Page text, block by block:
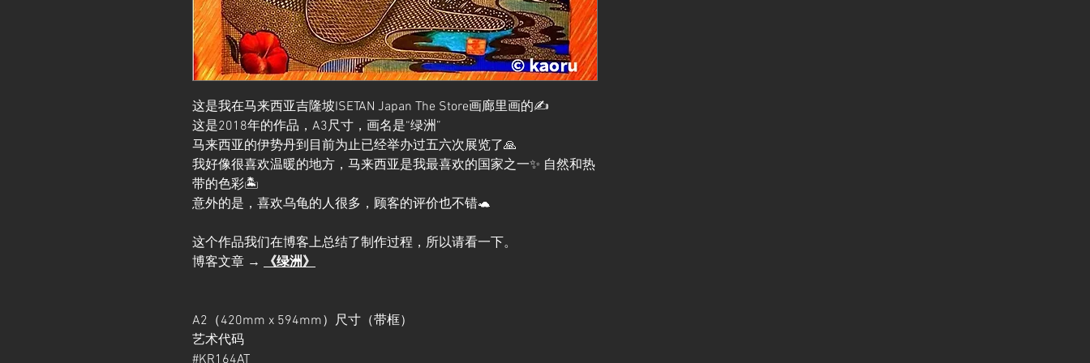
这是我在马来西亚吉隆坡ISETAN Japan The Store画廊里画的✍️
这是2018年的作品，A3尺寸，画名是“绿洲”
马来西亚的伊势丹到目前为止已经举办过五六次展览了🙏
我好像很喜欢温暖的地方，马来西亚是我最喜欢的国家之一✨ 自然和热
带的色彩🏝️
意外的是，喜欢乌龟的人很多，顾客的评价也不错🐢
这个作品我们在博客上总结了制作过程，所以请看一下。
博客文章 → 《绿洲》
A2（420mm x 594mm）尺寸（带框）
艺术代码
#KR164AT